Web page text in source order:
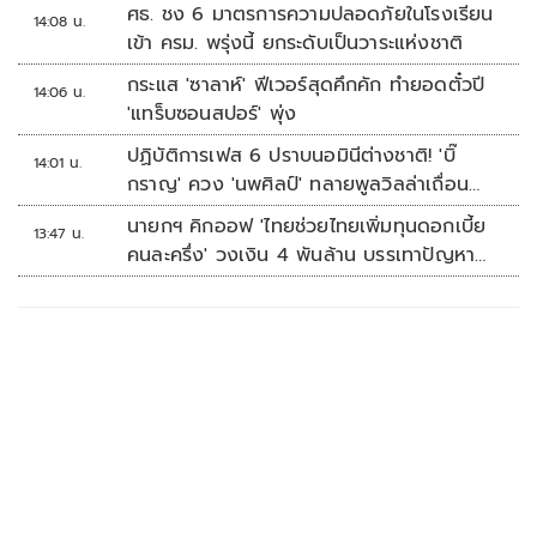
14:08 น.
ศธ. ชง 6 มาตรการความปลอดภัยในโรงเรียน
เข้า ครม. พรุ่งนี้ ยกระดับเป็นวาระแห่งชาติ
14:06 น.
กระแส 'ซาลาห์' ฟีเวอร์สุดคึกคัก ทำยอดตั๋วปี
'แทร็บซอนสปอร์' พุ่ง
14:01 น.
ปฏิบัติการเฟส 6 ปราบนอมินีต่างชาติ! 'บิ๊
กราญ' ควง 'นพศิลป์' ทลายพูลวิลล่าเถื่อน
หัวหิน
13:47 น.
นายกฯ คิกออฟ 'ไทยช่วยไทยเพิ่มทุนดอกเบี้ย
คนละครึ่ง' วงเงิน 4 พันล้าน บรรเทาปัญหา
ปากท้อง